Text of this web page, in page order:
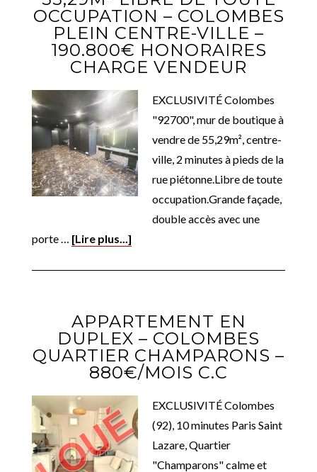
OCCUPATION – COLOMBES
PLEIN CENTRE-VILLE –
190.800€ HONORAIRES
CHARGE VENDEUR
EXCLUSIVITÉ Colombes
"92700", mur de boutique à
vendre de 55,29m², centre-
ville, 2 minutes à pieds de la
rue piétonne.Libre de toute
occupation.Grande façade,
double accès avec une
porte … [Lire plus...]
APPARTEMENT EN
DUPLEX – COLOMBES
QUARTIER CHAMPARONS –
880€/MOIS C.C
EXCLUSIVITÉ Colombes
(92), 10 minutes Paris Saint
Lazare, Quartier
"Champarons" calme et